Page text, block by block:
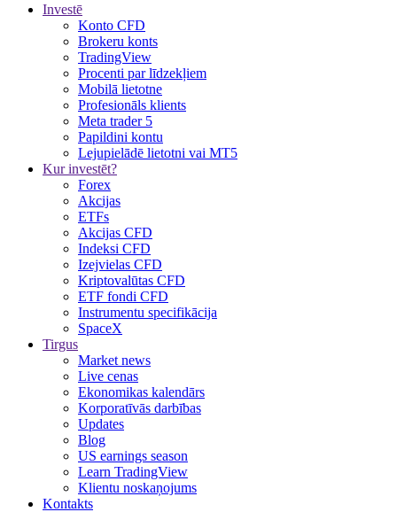
Investē
Konto CFD
Brokeru konts
TradingView
Procenti par līdzekļiem
Mobilā lietotne
Profesionāls klients
Meta trader 5
Papildini kontu
Lejupielādē lietotni vai MT5
Kur investēt?
Forex
Akcijas
ETFs
Akcijas CFD
Indeksi CFD
Izejvielas CFD
Kriptovalūtas CFD
ETF fondi CFD
Instrumentu specifikācija
SpaceX
Tirgus
Market news
Live cenas
Ekonomikas kalendārs
Korporatīvās darbības
Updates
Blog
US earnings season
Learn TradingView
Klientu noskaņojums
Kontakts